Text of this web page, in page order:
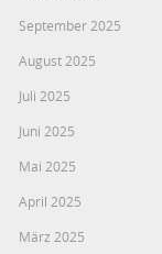
September 2025
August 2025
Juli 2025
Juni 2025
Mai 2025
April 2025
März 2025